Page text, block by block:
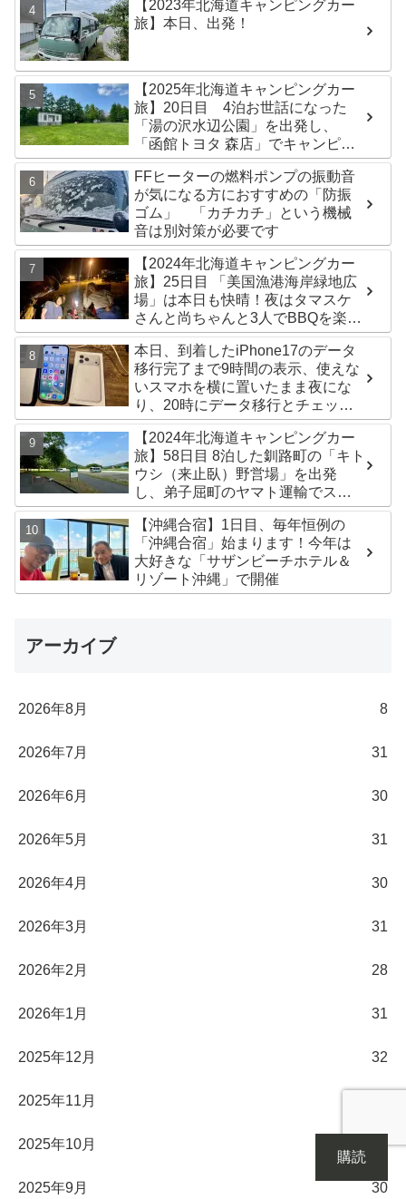
【2023年北海道キャンピングカー
旅】本日、出発！
【2025年北海道キャンピングカー
旅】20日目 4泊お世話になった
「湯の沢水辺公園」を出発し、
「函館トヨタ 森店」でキャンピン
グカーのオイル交換完了！今日は
伊達市の「徳舜瞥山麓キャンプ
場」へ
FFヒーターの燃料ポンプの振動音
が気になる方におすすめの「防振
ゴム」 「カチカチ」という機械
音は別対策が必要です
【2024年北海道キャンピングカー
旅】25日目 「美国漁港海岸緑地広
場」は本日も快晴！夜はタマスケ
さんと尚ちゃんと3人でBBQを楽し
みました♪
本日、到着したiPhone17のデータ
移行完了まで9時間の表示、使えな
いスマホを横に置いたまま夜にな
り、20時にデータ移行とチェック
が無事完了！午後からの写真がほ
ぼありません^^;
【2024年北海道キャンピングカー
旅】58日目 8泊した釧路町の「キト
ウシ（来止臥）野営場」を出発
し、弟子屈町のヤマト運輸でステ
ッカー受け取り！今日は北見市の
無料キャンプ場「つつじ公園キャ
ンプ場」まで
【沖縄合宿】1日目、毎年恒例の
「沖縄合宿」始まります！今年は
大好きな「サザンビーチホテル＆
リゾート沖縄」で開催
アーカイブ
2026年8月 8
2026年7月 31
2026年6月 30
2026年5月 31
2026年4月 30
2026年3月 31
2026年2月 28
2026年1月 31
2025年12月 32
2025年11月
2025年10月
2025年9月 30
購読